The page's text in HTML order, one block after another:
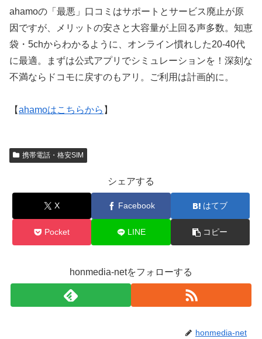
ahamoの「最悪」口コミはサポートとサービス廃止が原
因ですが、メリットの安さと大容量が上回る声多数。知恵
袋・5chからわかるように、オンライン慣れした20-40代
に最適。まずは公式アプリでシミュレーションを！深刻な
不満ならドコモに戻すのもアリ。ご利用は計画的に。
【ahamoはこちらから 】
携帯電話・格安SIM
シェアする
X Facebook はてブ
Pocket LINE コピー
honmedia-netをフォローする
honmedia-net